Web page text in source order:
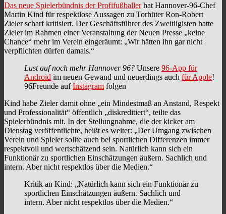
Das neue Spielerbündnis der Profifußballerhat Hannover-96-Chef
Martin Kind für respektlose Aussagen zu Torhüter Ron-Robert
Zieler scharf kritisiert. Der Geschäftsführer des Zweitligisten hatte
Zieler im Rahmen einer Veranstaltung der Neuen Presse „keine
Chance“ mehr im Verein eingeräumt: „Wir hätten ihn gar nicht
verpflichten dürfen damals.“
Lust auf noch mehr Hannover 96? Unsere 96-App für
Android im neuen Gewand und neuerdings auch für Apple!
96Freunde aufInstagram folgen
Kind habe Zieler damit ohne „ein Mindestmaß an Anstand, Respekt
und Professionalität“ öffentlich „diskreditiert“, teilte das
Spielerbündnis mit. In der Stellungnahme, die der kicker am
Dienstag veröffentlichte, heißt es weiter: „Der Umgang zwischen
Verein und Spieler sollte auch bei sportlichen Differenzen immer
respektvoll und wertschätzend sein. Natürlich kann sich ein
Funktionär zu sportlichen Einschätzungen äußern. Sachlich und
intern. Aber nicht respektlos über die Medien.“
Kritik an Kind: „Natürlich kann sich ein Funktionär zu
sportlichen Einschätzungen äußern. Sachlich und
intern. Aber nicht respektlos über die Medien.“